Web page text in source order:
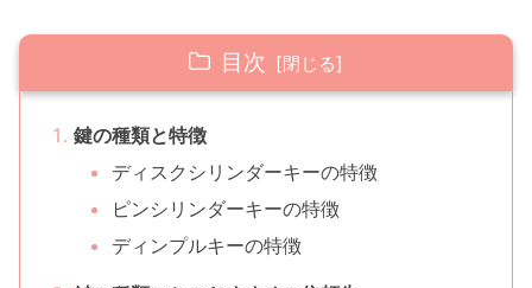
目次
鍵の種類と特徴
ディスクシリンダーキーの特徴
ピンシリンダーキーの特徴
ディンプルキーの特徴